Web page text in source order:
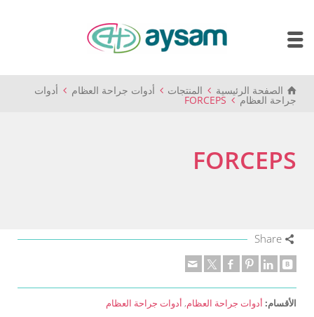
الصفحة الرئيسية المنتجات أدوات جراحة العظام أدوات
جراحة العظام FORCEPS
FORCEPS
Share
الأقسام: أدوات جراحة العظام, أدوات جراحة العظام